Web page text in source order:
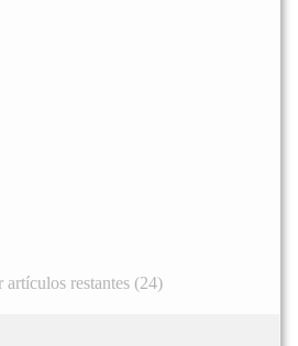
artículos restantes (24)